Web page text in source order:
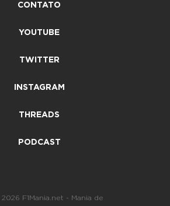
CONTATO
YOUTUBE
TWITTER
INSTAGRAM
THREADS
PODCAST
F1Mania.net - Mania de